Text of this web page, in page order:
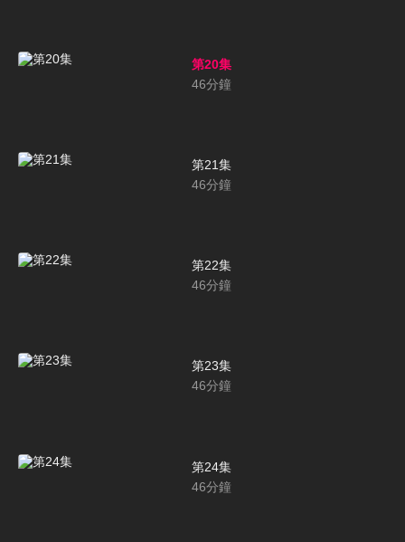
第20集
46分鐘
第21集
46分鐘
第22集
46分鐘
第23集
46分鐘
第24集
46分鐘